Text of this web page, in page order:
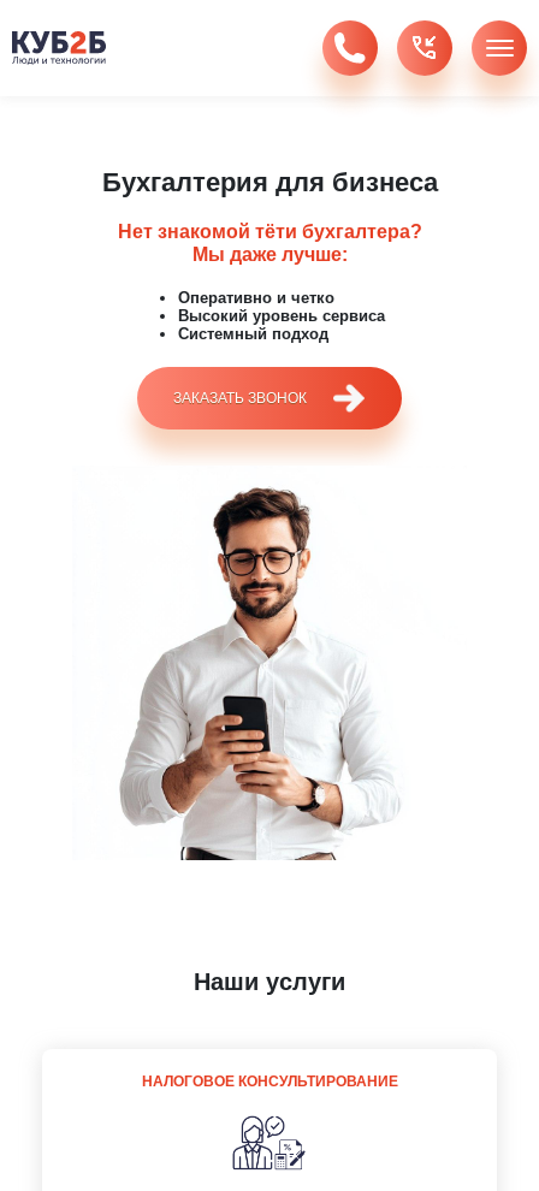
Бухгалтерия для бизнеса
Нет знакомой тёти бухгалтера?
Мы даже лучше:
Оперативно и четко
Высокий уровень сервиса
Системный подход
ЗАКАЗАТЬ ЗВОНОК
Наши услуги
НАЛОГОВОЕ КОНСУЛЬТИРОВАНИЕ